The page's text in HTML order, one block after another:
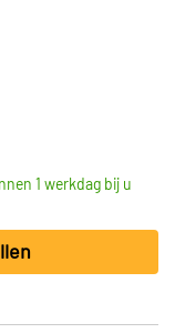
1 werkdag bij u